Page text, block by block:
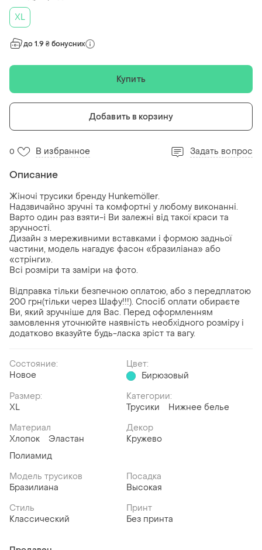
XL
до 1.9 ₴ бонусних
Купить
Добавить в корзину
0 В избранное Задать вопрос
Описание
Жіночі трусики бренду Hunkemöller.
Надзвичайно зручні та комфортні у любому виконанні.
Варто один раз взяти-і Ви залежні від такої краси та
зручності.
Дизайн з мереживними вставками і формою задньої
частини, модель нагадує фасон «бразиліана» або
«стрінги».
Всі розміри та заміри на фото.
Відправка тільки безпечною оплатою, або з передплатою
200 грн(тільки через Шафу!!!). Спосіб оплати обираєте
Ви, який зручніше для Вас. Перед оформленням
замовлення уточнюйте наявність необхідного розміру і
додатково вказуйте будь-ласка зріст та вагу.
Состояние:
Новое
Цвет:
Бирюзовый
Размер:
XL
Категории:
Трусики
Нижнее белье
Материал
Хлопок
Эластан
Полиамид
Декор
Кружево
Модель трусиков
Бразилиана
Посадка
Высокая
Стиль
Классический
Принт
Без принта